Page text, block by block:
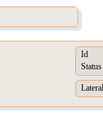
Id
Status